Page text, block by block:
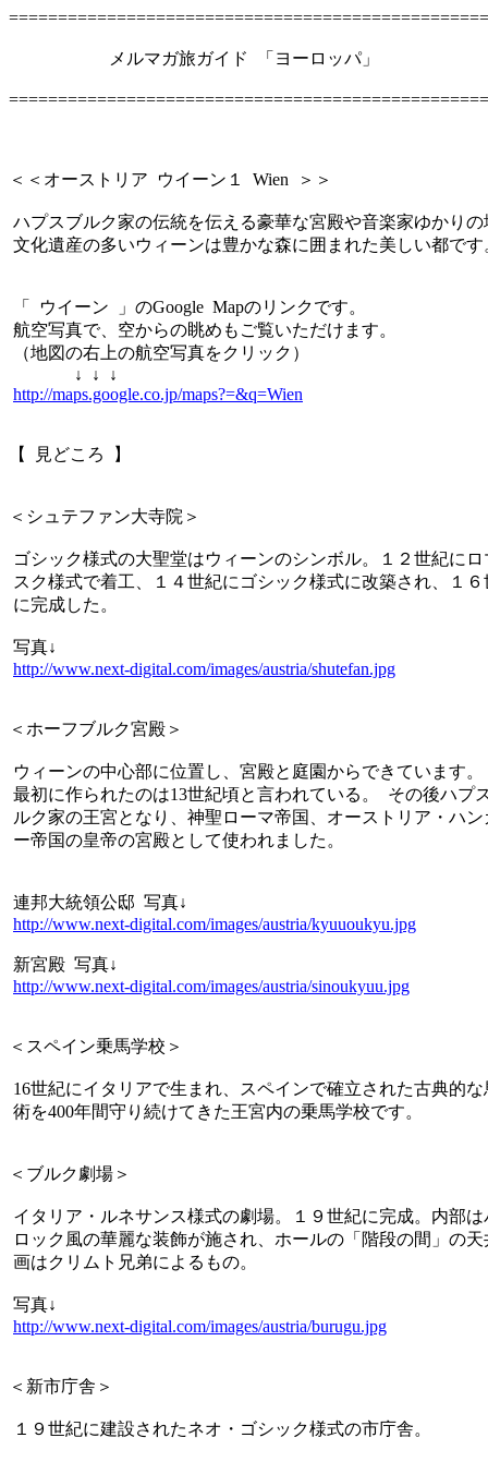
メルマガ旅ガイド 「ヨーロッパ」
＜＜オーストリア ウイーン１ Wien ＞＞
ハプスブルク家の伝統を伝える豪華な宮殿や音楽家ゆかりの
文化遺産の多いウィーンは豊かな森に囲まれた美しい都です
「 ウイーン 」のGoogle Mapのリンクです。
航空写真で、空からの眺めもご覧いただけます。
（地図の右上の航空写真をクリック）
↓ ↓ ↓
http://maps.google.co.jp/maps?=&q=Wien
【 見どころ 】
＜シュテファン大寺院＞
ゴシック様式の大聖堂はウィーンのシンボル。１２世紀にロ
スク様式で着工、１４世紀にゴシック様式に改築され、１６
に完成した。
写真↓
http://www.next-digital.com/images/austria/shutefan.jpg
＜ホーフブルク宮殿＞
ウィーンの中心部に位置し、宮殿と庭園からできています。
最初に作られたのは13世紀頃と言われている。 その後ハプ
ルク家の王宮となり、神聖ローマ帝国、オーストリア・ハン
ー帝国の皇帝の宮殿として使われました。
連邦大統領公邸 写真↓
http://www.next-digital.com/images/austria/kyuuoukyu.jpg
新宮殿 写真↓
http://www.next-digital.com/images/austria/sinoukyuu.jpg
＜スペイン乗馬学校＞
16世紀にイタリアで生まれ、スペインで確立された古典的な
術を400年間守り続けてきた王宮内の乗馬学校です。
＜ブルク劇場＞
イタリア・ルネサンス様式の劇場。１９世紀に完成。内部は
ロック風の華麗な装飾が施され、ホールの「階段の間」の天
画はクリムト兄弟によるもの。
写真↓
http://www.next-digital.com/images/austria/burugu.jpg
＜新市庁舎＞
１９世紀に建設されたネオ・ゴシック様式の市庁舎。